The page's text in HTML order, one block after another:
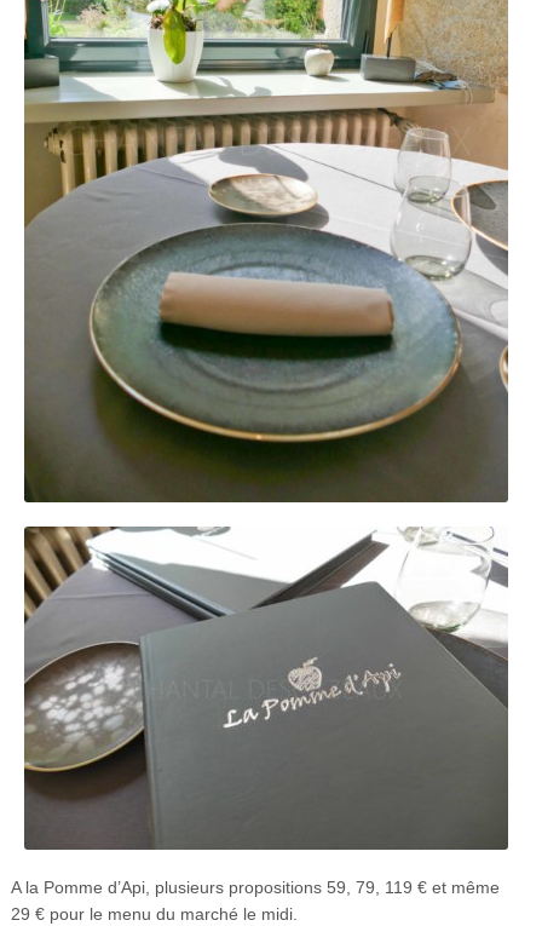
A la Pomme d’Api, plusieurs propositions 59, 79, 119 € et même
29 € pour le menu du marché le midi.